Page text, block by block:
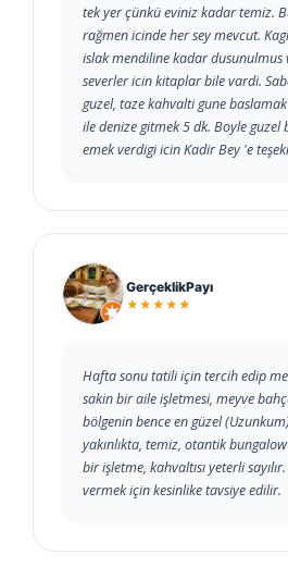
tek yer çünkü eviniz kadar temiz.
rağmen icinde her sey mevcut.
islak mendiline kadar
severler icin kitaplar bile vardi.
guzel, taze kahvalti gune
ile denize gitmek 5 dk. Boyle
emek verdigi icin Kadir Bey 'e
GerçeklikPayı
★★★★★
Hafta sonu tatili için tercih edip
sakin bir aile işletmesi, meyve
bölgenin bence en güzel
yakınlıkta, temiz, otantik
bir işletme, kahvaltısı yeterli
vermek için kesinlike tavsiye edilir.